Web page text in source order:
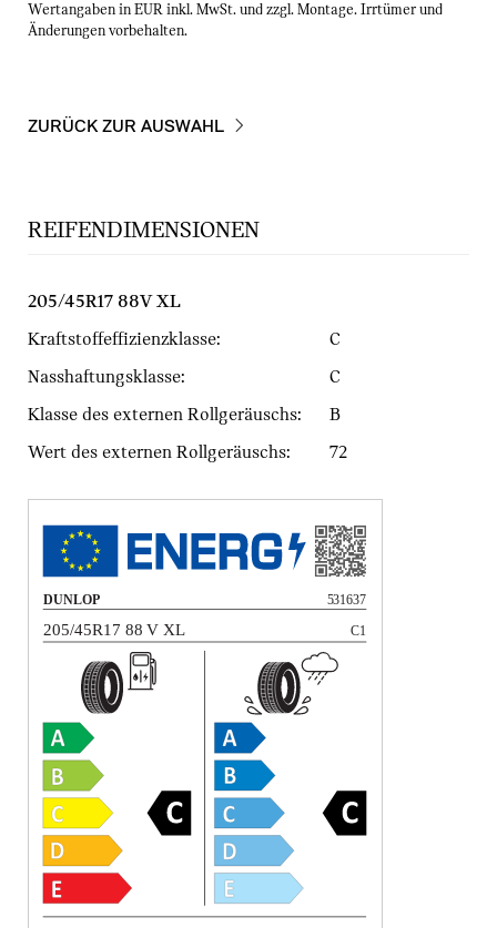
Wertangaben in EUR inkl. MwSt. und zzgl. Montage. Irrtümer und
Änderungen vorbehalten.
ZURÜCK ZUR AUSWAHL
REIFENDIMENSIONEN
205/45R17 88V XL
Kraftstoffeffizienzklasse:
C
Nasshaftungsklasse:
C
Klasse des externen Rollgeräuschs:
B
Wert des externen Rollgeräuschs:
72